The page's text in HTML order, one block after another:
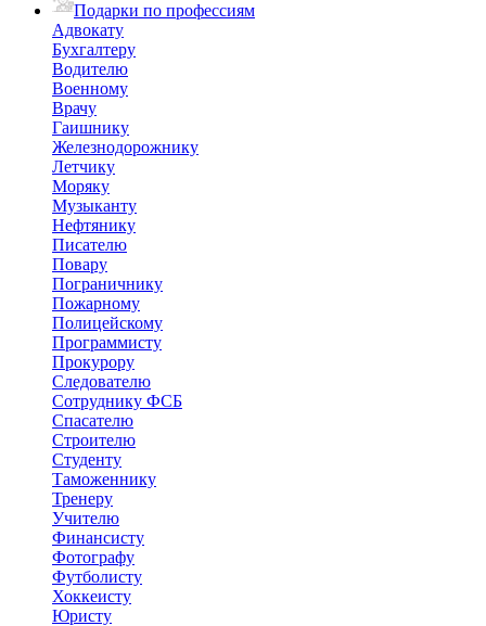
Подарки по профессиям
Адвокату
Бухгалтеру
Водителю
Военному
Врачу
Гаишнику
Железнодорожнику
Летчику
Моряку
Музыканту
Нефтянику
Писателю
Повару
Пограничнику
Пожарному
Полицейскому
Программисту
Прокурору
Следователю
Сотруднику ФСБ
Спасателю
Строителю
Студенту
Таможеннику
Тренеру
Учителю
Финансисту
Фотографу
Футболисту
Хоккеисту
Юристу